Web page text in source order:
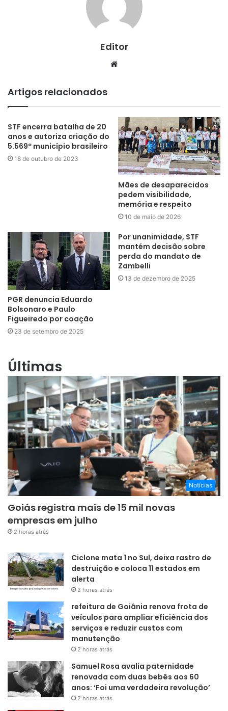
Editor
Website
Artigos relacionados
STF encerra batalha de 20
anos e autoriza criação do
5.569º município brasileiro
18 de outubro de 2023
Mães de desaparecidos
pedem visibilidade,
memória e respeito
10 de maio de 2026
PGR denuncia Eduardo
Bolsonaro e Paulo
Figueiredo por coação
23 de setembro de 2025
Por unanimidade, STF
mantém decisão sobre
perda do mandato de
Zambelli
13 de dezembro de 2025
Últimas
Notícias
Goiás registra mais de 15 mil novas
empresas em julho
2 horas atrás
Ciclone mata 1 no Sul, deixa rastro de
destruição e coloca 11 estados em
alerta
2 horas atrás
refeitura de Goiânia renova frota de
veículos para ampliar eficiência dos
serviços e reduzir custos com
manutenção
2 horas atrás
Samuel Rosa avalia paternidade
renovada com duas bebês aos 60
anos: ‘Foi uma verdadeira revolução’
2 horas atrás